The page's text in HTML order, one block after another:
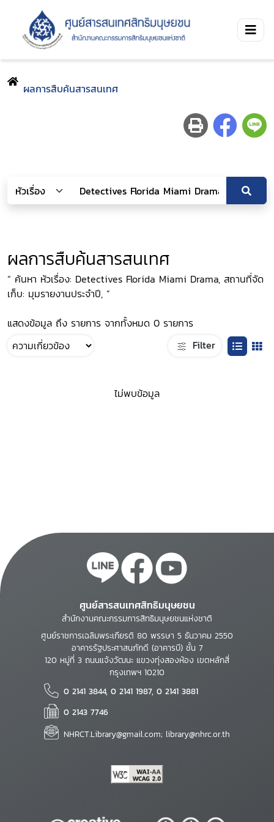
ผลการสืบค้นสารสนเทศ
ผลการสืบค้นสารสนเทศ
“ ค้นหา หัวเรื่อง: Detectives Florida Miami Drama, สถานที่จัด
เก็บ: มุมรายงานประจำปี, ”
แสดงข้อมูล ถึง รายการ จากทั้งหมด 0 รายการ
Filter
ไม่พบข้อมูล
ศูนย์สารสนเทศสิทธิมนุษยชน
สำนักงานคณะกรรมการสิทธิมนุษยชนแห่งชาติ
ศูนย์ราชการเฉลิมพระเกียรติ 80 พรรษา 5 ธันวาคม 2550
อาคารรัฐประศาสนภักดี (อาคารบี) ชั้น 7
120 หมู่ที่ 3 ถนนแจ้งวัฒนะ แขวงทุ่งสองห้อง เขตหลักสี่
กรุงเทพฯ 10210
0 2141 3844, 0 2141 1987, 0 2141 3881
0 2143 7746
NHRCT.Library@gmail.com; library@nhrc.or.th